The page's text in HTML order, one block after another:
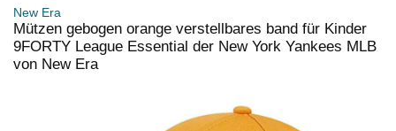
New Era
Mützen gebogen orange verstellbares band für Kinder
9FORTY League Essential der New York Yankees MLB
von New Era